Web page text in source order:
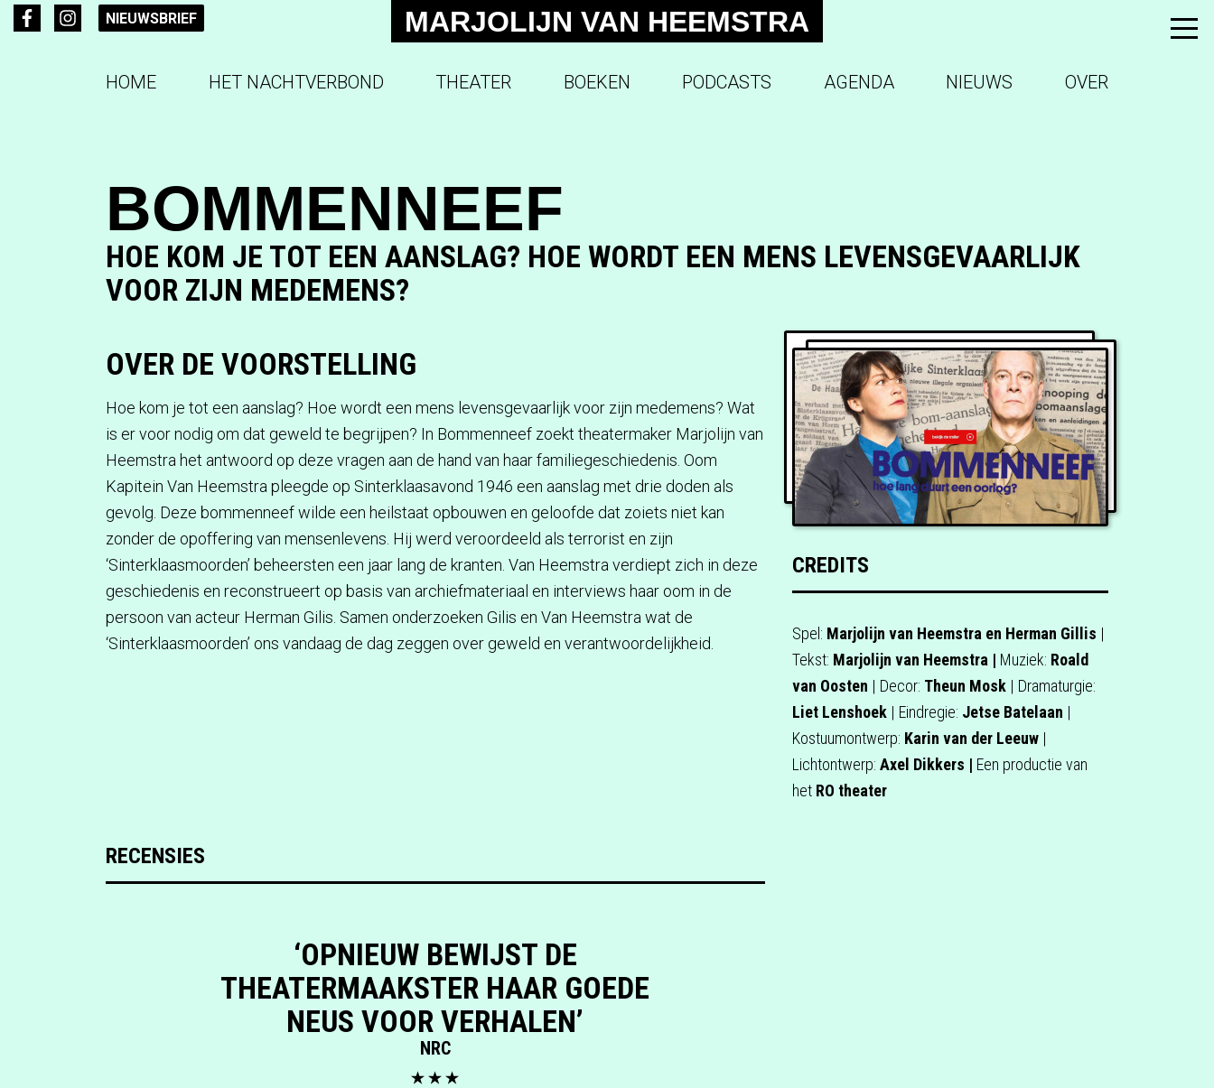
MARJOLIJN VAN HEEMSTRA
HOME HET NACHTVERBOND THEATER BOEKEN PODCASTS AGENDA NIEUWS OVER
NIEUWSBRIEF
BOMMENNEEF
HOE KOM JE TOT EEN AANSLAG? HOE WORDT EEN MENS LEVENSGEVAARLIJK
VOOR ZIJN MEDEMENS?
OVER DE VOORSTELLING
Hoe kom je tot een aanslag? Hoe wordt een mens levensgevaarlijk voor zijn medemens? Wat
is er voor nodig om dat geweld te begrijpen? In Bommenneef zoekt theatermaker Marjolijn van
Heemstra het antwoord op deze vragen aan de hand van haar familiegeschiedenis. Oom
Kapitein Van Heemstra pleegde op Sinterklaasavond 1946 een aanslag met drie doden als
gevolg. Deze bommenneef wilde een heilstaat opbouwen en geloofde dat zoiets niet kan
zonder de opoffering van mensenlevens. Hij werd veroordeeld als terrorist en zijn
‘Sinterklaasmoorden’ beheersten een jaar lang de kranten. Van Heemstra verdiept zich in deze
geschiedenis en reconstrueert op basis van archiefmateriaal en interviews haar oom in de
persoon van acteur Herman Gilis. Samen onderzoeken Gilis en Van Heemstra wat de
‘Sinterklaasmoorden’ ons vandaag de dag zeggen over geweld en verantwoordelijkheid.
CREDITS
Spel: Marjolijn van Heemstra en Herman Gillis |
Tekst: Marjolijn van Heemstra | Muziek: Roald
van Oosten | Decor: Theun Mosk | Dramaturgie:
Liet Lenshoek | Eindregie: Jetse Batelaan |
Kostuumontwerp: Karin van der Leeuw |
Lichtontwerp: Axel Dikkers | Een productie van
het RO theater
RECENSIES
‘OPNIEUW BEWIJST DE
THEATERMAAKSTER HAAR GOEDE
NEUS VOOR VERHALEN’
NRC